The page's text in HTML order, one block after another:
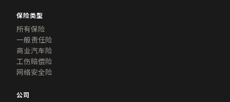
保险类型
所有保险
一般责任险
商业汽车险
工伤赔偿险
网络安全险
公司
获取BOP报价
大多数咨询24小时内回复
您的姓名 *